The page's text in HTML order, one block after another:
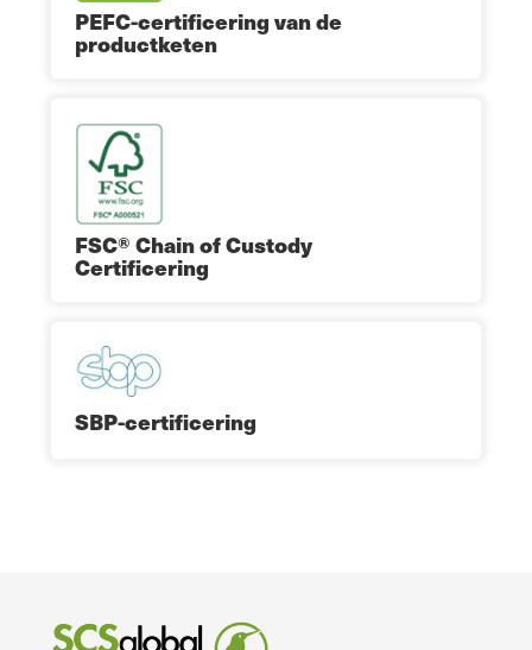
PEFC-certificering van de
productketen
FSC® Chain of Custody
Certificering
SBP-certificering